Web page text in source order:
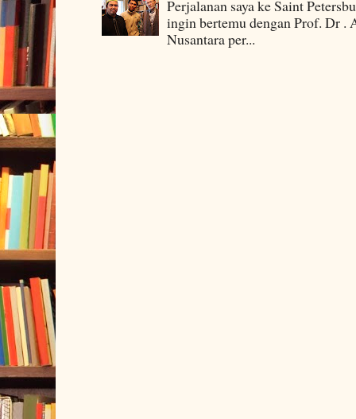
Perjalanan saya ke Saint
ingin bertemu dengan Prof. Dr
Nusantara per...